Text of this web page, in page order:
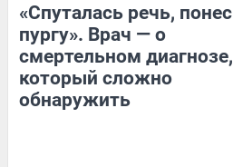
«Спуталась речь, понес
пургу». Врач — о
смертельном диагнозе,
который сложно
обнаружить